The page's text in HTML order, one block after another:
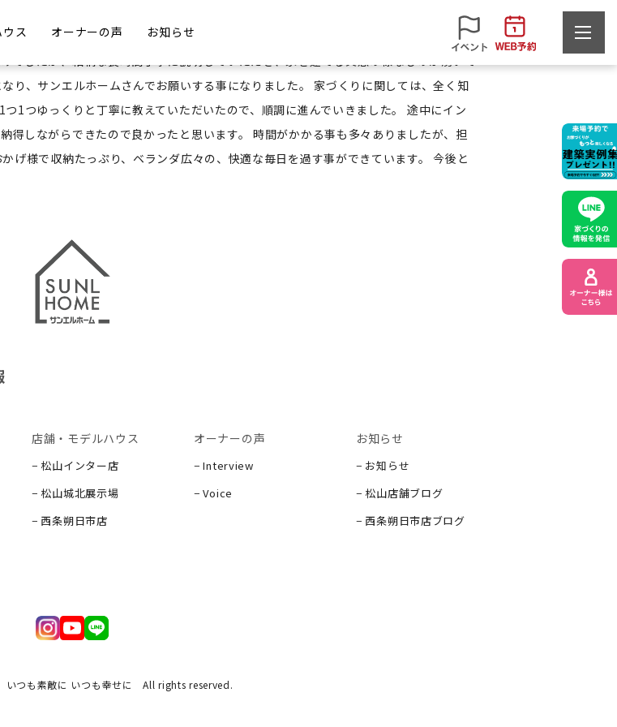
ス オーナーの声 お知らせ
ていましたが、何か決め手がないなぁ・・と思っていた時に、ふと目に入ったサンエ
でしたが、結構な長時間丁寧に説明していただき、家を建てる実感の様なものが湧いて
り、サンエルホームさんでお願いする事になりました。 家づくりに関しては、全く知
1つゆっくりと丁寧に教えていただいたので、順調に進んでいきました。 途中にイン
得しながらできたので良かったと思います。 時間がかかる事も多々ありましたが、担
げ様で収納たっぷり、ベランダ広々の、快適な毎日を過す事ができています。 今後と
店舗・モデルハウス
− 松山インター店
− 松山城北展示場
− 西条朔日市店
オーナーの声
− Interview
− Voice
お知らせ
− お知らせ
− 松山店舗ブログ
− 西条朔日市店ブログ
つも素敵に いつも幸せにAll rights reserved.